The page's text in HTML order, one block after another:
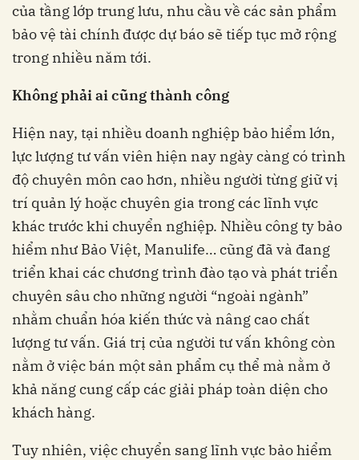
của tầng lớp trung lưu, nhu cầu về các sản phẩm
bảo vệ tài chính được dự báo sẽ tiếp tục mở rộng
trong nhiều năm tới.
Không phải ai cũng thành công
Hiện nay, tại nhiều doanh nghiệp bảo hiểm lớn,
lực lượng tư vấn viên hiện nay ngày càng có trình
độ chuyên môn cao hơn, nhiều người từng giữ vị
trí quản lý hoặc chuyên gia trong các lĩnh vực
khác trước khi chuyển nghiệp. Nhiều công ty bảo
hiểm như Bảo Việt, Manulife… cũng đã và đang
triển khai các chương trình đào tạo và phát triển
chuyên sâu cho những người “ngoài ngành”
nhằm chuẩn hóa kiến thức và nâng cao chất
lượng tư vấn. Giá trị của người tư vấn không còn
nằm ở việc bán một sản phẩm cụ thể mà nằm ở
khả năng cung cấp các giải pháp toàn diện cho
khách hàng.
Tuy nhiên, việc chuyển sang lĩnh vực bảo hiểm